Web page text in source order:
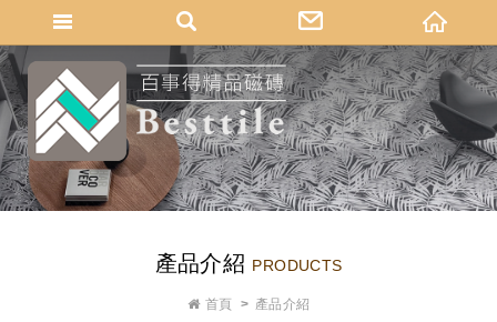
網站名稱
產品介紹 PRODUCTS
首頁 產品介紹